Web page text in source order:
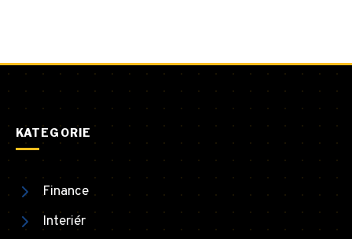
KATEGORIE
Finance
Interiér